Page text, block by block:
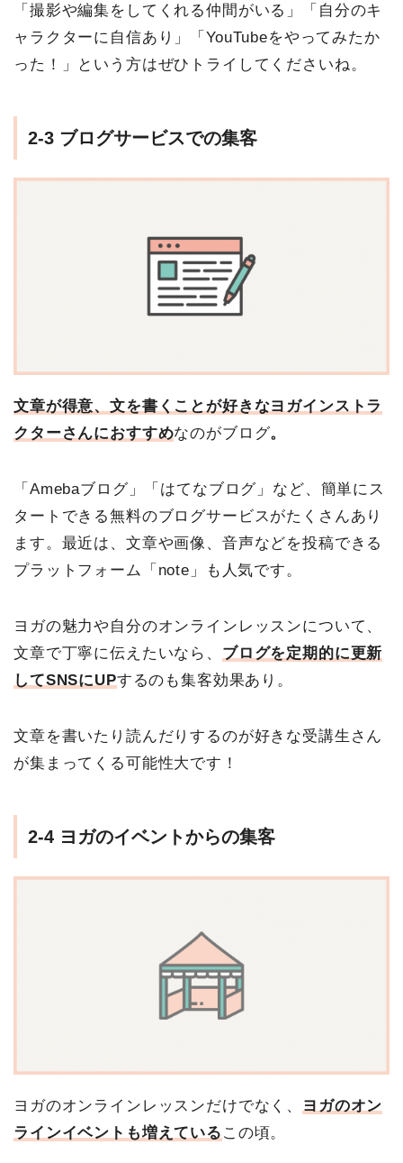
「撮影や編集をしてくれる仲間がいる」「自分のキ
ャラクターに自信あり」「YouTubeをやってみたか
った！」という方はぜひトライしてくださいね。
2-3 ブログサービスでの集客
文章が得意、文を書くことが好きなヨガインストラ
クターさんにおすすめなのがブログ。
「Amebaブログ」「はてなブログ」など、簡単にス
タートできる無料のブログサービスがたくさんあり
ます。最近は、文章や画像、音声などを投稿できる
プラットフォーム「note」も人気です。
ヨガの魅力や自分のオンラインレッスンについて、
文章で丁寧に伝えたいなら、 ブログを定期的に更新
してSNSにUPするのも集客効果あり。
文章を書いたり読んだりするのが好きな受講生さん
が集まってくる可能性大です！
2-4 ヨガのイベントからの集客
ヨガのオンラインレッスンだけでなく、 ヨガのオン
ラインイベントも増えている この頃。